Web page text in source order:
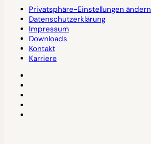
Privatsphäre-Einstellungen ändern
Datenschutzerklärung
Impressum
Downloads
Kontakt
Karriere